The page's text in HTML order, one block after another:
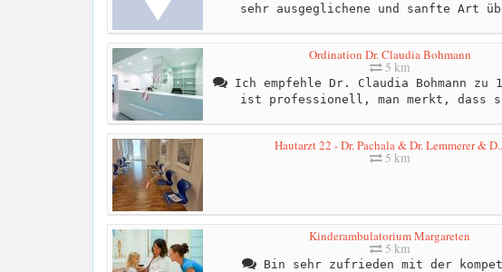
sehr ausgeglichene und sanfte Art
Ordination Dr. Claudia Bohmann
5 km
Ich empfehle Dr. Claudia Bohmann zu
ist professionell, man merkt, dass
Hautarzt 22 - Dr. Pachala & Dr. Lemmerer &
5 km
Kinderambulatorium Margareten
5 km
Bin sehr zufrieden mit der